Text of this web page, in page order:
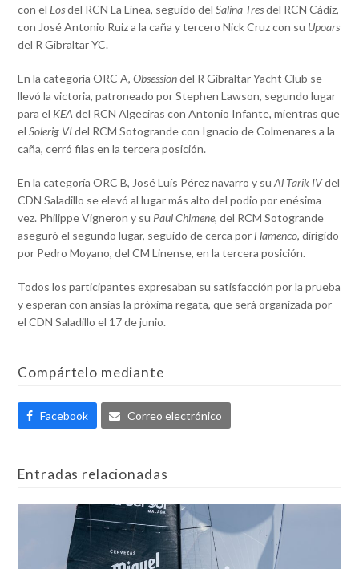
con el Eosdel RCN La Línea, seguido delSalina Tresdel RCN Cádiz,
con José Antonio Ruiz a la caña y tercero Nick Cruz con su Upoars
del R Gibraltar YC.
En la categoría ORC A,Obsessiondel R Gibraltar Yacht Club se
llevó la victoria, patroneado por Stephen Lawson, segundo lugar
para el KEA del RCN Algeciras con Antonio Infante, mientras que
elSolerig VIdel RCM Sotogrande con Ignacio de Colmenares a la
caña, cerró filas en la tercera posición.
En la categoría ORC B, José Luís Pérez navarro y suAl Tarik IVdel
CDN Saladillo se elevó al lugar más alto del podio por enésima
vez. Philippe Vigneron y su Paul Chimene, del RCM Sotogrande
aseguró el segundo lugar, seguido de cerca por Flamenco, dirigido
por Pedro Moyano, del CM Linense, en la tercera posición.
Todos los participantes expresaban su satisfacción por la prueba
y esperan con ansias la próxima regata, que será organizada por
el CDN Saladillo el 17 de junio.
Compártelo mediante
Facebook Correo electrónico
Entradas relacionadas